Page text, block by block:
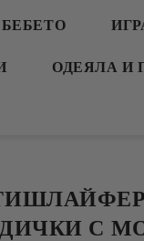
БЕБЕТО
ОДЕЯЛА И
С